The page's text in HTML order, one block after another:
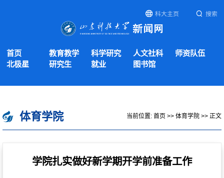
科大主页 搜索
首页 教育教学 科学研究 人文社科
师资队伍
北极星
研究生 就业 图书馆
体育学院 当前位置: 首页 >> 体育学院 >> 正文
学院扎实做好新学期开学前准备工作